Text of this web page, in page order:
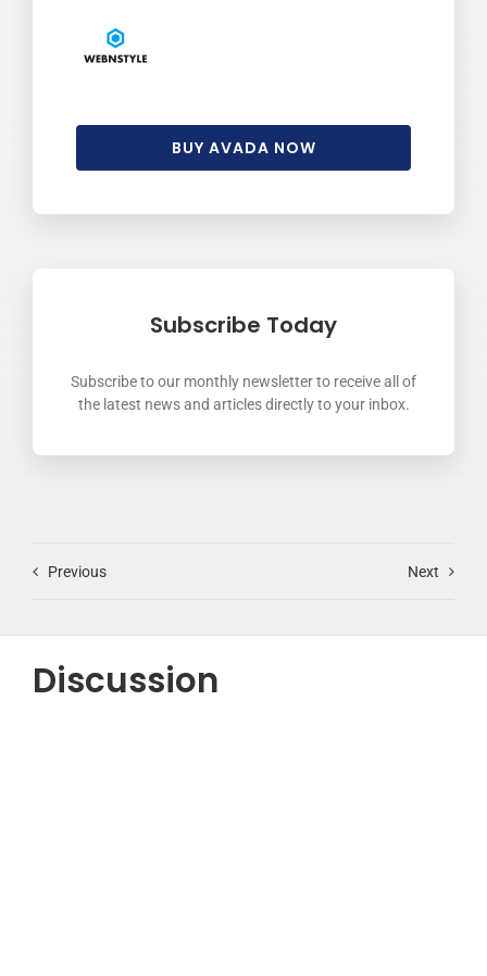
BUY AVADA NOW
Subscribe Today
Subscribe to our monthly newsletter to receive all of
the latest news and articles directly to your inbox.
Previous Next
Discussion